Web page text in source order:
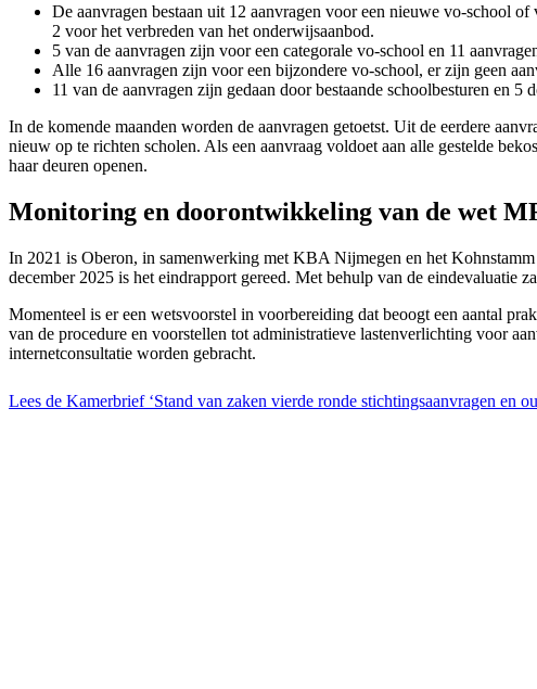
De aanvragen bestaan uit 12 aanvragen voor een nieuwe vo-school
2 voor het verbreden van het onderwijsaanbod.
5 van de aanvragen zijn voor een categorale vo-school en 11
Alle 16 aanvragen zijn voor een bijzondere vo-school, er zijn geen
11 van de aanvragen zijn gedaan door bestaande schoolbesturen en 5
In de komende maanden worden de aanvragen getoetst. Uit de eerdere
nieuw op te richten scholen. Als een aanvraag voldoet aan alle gestelde
haar deuren openen.
Monitoring en doorontwikkeling van de wet
In 2021 is Oberon, in samenwerking met KBA Nijmegen en het
december 2025 is het eindrapport gereed. Met behulp van de eindevaluatie
Momenteel is er een wetsvoorstel in voorbereiding dat beoogt een aantal
van de procedure en voorstellen tot administratieve lastenverlichting voor
internetconsultatie worden gebracht.
Lees de Kamerbrief ‘Stand van zaken vierde ronde stichtingsaanvragen